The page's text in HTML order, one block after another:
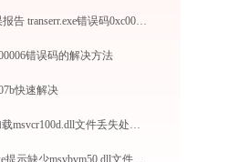
WPS Office错误报告 transerr.exe错误码0xc000000d处理办法
错误码的解决方法
快速解决
QQ游戏 a.exe加载msvcr100d.dll文件丢失处理办法
定时器 Timer.exe提示缺少msvbvm50.dll文件的解决办法